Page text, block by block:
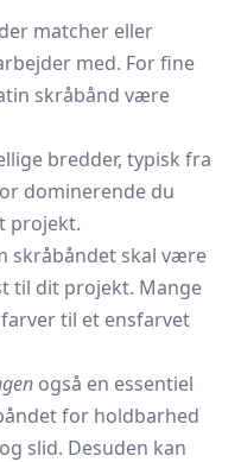
matcher eller
med. For fine
skråbånd være
bredder, typisk fra
dominerende du
projekt.
skråbåndet skal være
til dit projekt. Mange
til et ensfarvet
også en essentiel
for holdbarhed
slid. Desuden kan